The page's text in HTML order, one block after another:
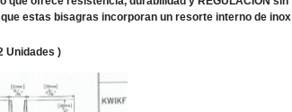
estas bisagras incorporan un resorte interno de inox
Unidades )